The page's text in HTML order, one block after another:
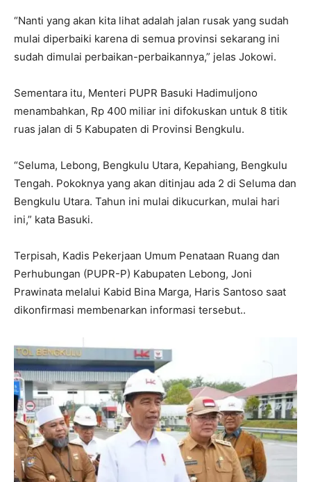
“Nanti yang akan kita lihat adalah jalan rusak yang sudah
mulai diperbaiki karena di semua provinsi sekarang ini
sudah dimulai perbaikan-perbaikannya,” jelas Jokowi.
Sementara itu, Menteri PUPR Basuki Hadimuljono
menambahkan, Rp 400 miliar ini difokuskan untuk 8 titik
ruas jalan di 5 Kabupaten di Provinsi Bengkulu.
“Seluma, Lebong, Bengkulu Utara, Kepahiang, Bengkulu
Tengah. Pokoknya yang akan ditinjau ada 2 di Seluma dan
Bengkulu Utara. Tahun ini mulai dikucurkan, mulai hari
ini,” kata Basuki.
Terpisah, Kadis Pekerjaan Umum Penataan Ruang dan
Perhubungan (PUPR-P) Kabupaten Lebong, Joni
Prawinata melalui Kabid Bina Marga, Haris Santoso saat
dikonfirmasi membenarkan informasi tersebut..